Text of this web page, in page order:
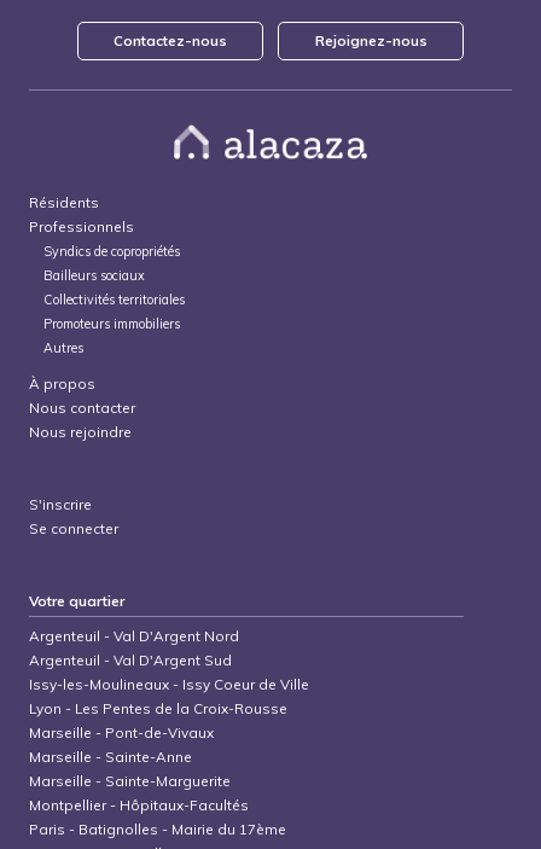
Contactez-nous Rejoignez-nous
Résidents
Professionnels
Syndics de copropriétés
Bailleurs sociaux
Collectivités territoriales
Promoteurs immobiliers
Autres
À propos
Nous contacter
Nous rejoindre
S'inscrire
Se connecter
Votre quartier
Argenteuil -Val D'Argent Nord
Argenteuil -Val D'Argent Sud
Issy-les-Moulineaux - Issy Coeur de Ville
Lyon - Les Pentes de la Croix-Rousse
Marseille - Pont-de-Vivaux
Marseille - Sainte-Anne
Marseille - Sainte-Marguerite
Montpellier- Hôpitaux-Facultés
Paris - Batignolles - Mairie du 17ème